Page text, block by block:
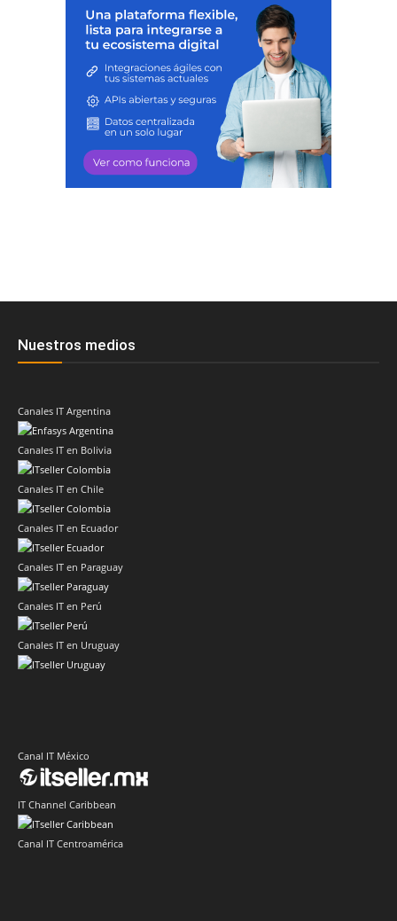
Nuestros medios
Canales IT Argentina
Canales IT en Bolivia
Canales IT en Chile
Canales IT en Ecuador
Canales IT en Paraguay
Canales IT en Perú
Canales IT en Uruguay
Canal IT México
IT Channel Caribbean
Canal IT Centroamérica